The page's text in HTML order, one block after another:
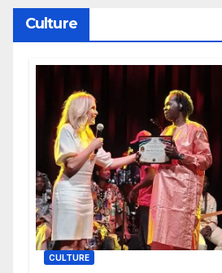
Culture
CULTURE